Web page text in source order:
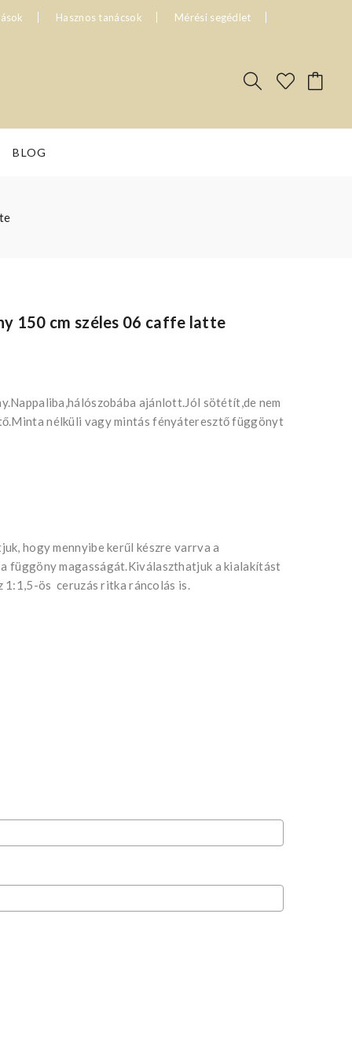
Hasznos tanácsok Mérési segédlet
BLOG
150 cm széles 06 caffe latte
ajánlott.Jól sötétít,de nem
nélküli vagy mintás fényáteresztő függönyt
hogy mennyibe kerűl készre varrva a
függöny magasságát.Kiválaszthatjuk a kialakítást
ös ceruzás ritka ráncolás is.